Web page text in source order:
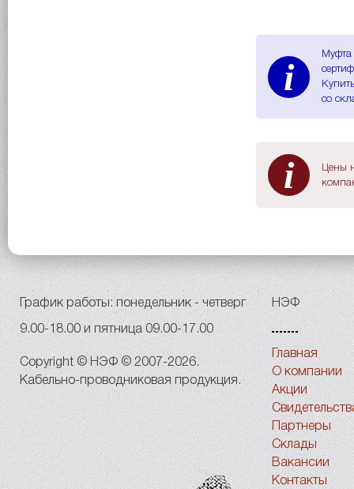
i
Муфта
со
i
Цены
НЭФ
Главная
О компании
Акции
Партнеры
Склады
Вакансии
Контакты
График работы: понедельник - четверг
9.00-18.00 и пятница 09.00-17.00
Copyright © НЭФ © 2007-2026.
Кабельно-проводниковая продукция.